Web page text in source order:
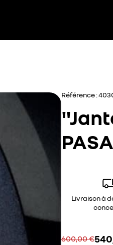
Référence :
Livraison à
600,00 €